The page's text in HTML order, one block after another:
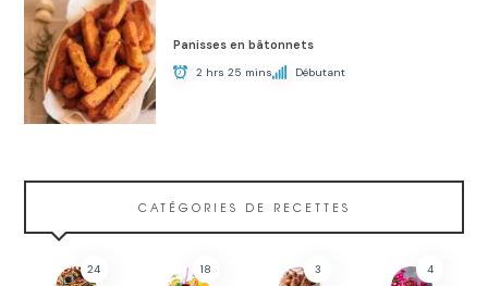
Panisses en bâtonnets
2 hrs 25 mins Débutant
CATÉGORIES DE RECETTES
24 18 3 4